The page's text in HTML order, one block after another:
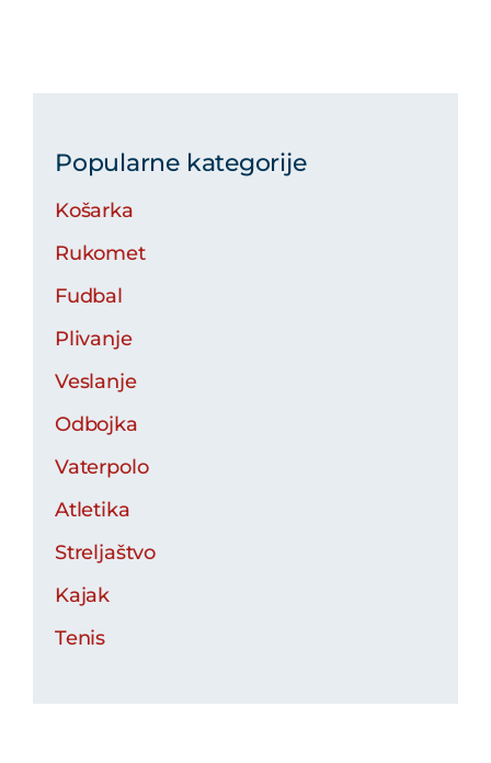
Popularne kategorije
Košarka
Rukomet
Fudbal
Plivanje
Veslanje
Odbojka
Vaterpolo
Atletika
Streljaštvo
Kajak
Tenis